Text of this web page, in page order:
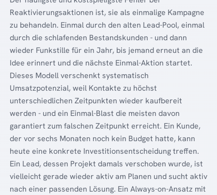
Reaktivierungsaktionen ist, sie als einmalige Kampagne
zu behandeln. Einmal durch den alten Lead-Pool, einmal
durch die schlafenden Bestandskunden - und dann
wieder Funkstille für ein Jahr, bis jemand erneut an die
Idee erinnert und die nächste Einmal-Aktion startet.
Dieses Modell verschenkt systematisch
Umsatzpotenzial, weil Kontakte zu höchst
unterschiedlichen Zeitpunkten wieder kaufbereit
werden - und ein Einmal-Blast die meisten davon
garantiert zum falschen Zeitpunkt erreicht. Ein Kunde,
der vor sechs Monaten noch kein Budget hatte, kann
heute eine konkrete Investitionsentscheidung treffen.
Ein Lead, dessen Projekt damals verschoben wurde, ist
vielleicht gerade wieder aktiv am Planen und sucht aktiv
nach einer passenden Lösung. Ein Always-on-Ansatz mit